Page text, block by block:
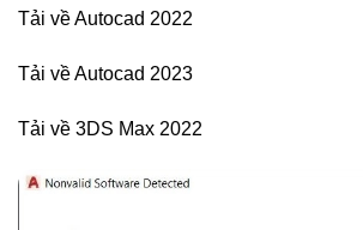
Tải về Autocad 2022
Tải về Autocad 2023
Tải về 3DS Max 2022